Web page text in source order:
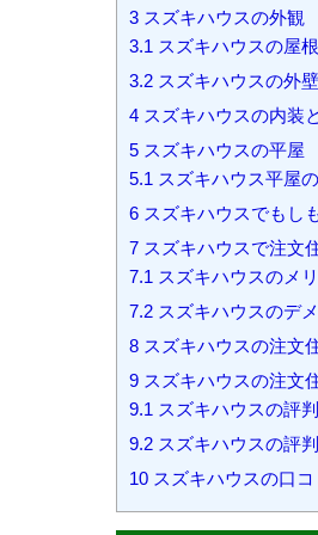
3 スズキハウスの外観
3.1 スズキハウスの屋根
3.2 スズキハウスの外壁
4 スズキハウスの内装
5 スズキハウスの平屋
5.1 スズキハウス平屋
6 スズキハウスでもし
7 スズキハウスで注文
7.1 スズキハウスのメ
7.2 スズキハウスのデ
8 スズキハウスの注
9 スズキハウスの注文
9.1 スズキハウスの評判
9.2 スズキハウスの評
10 スズキハウスの口